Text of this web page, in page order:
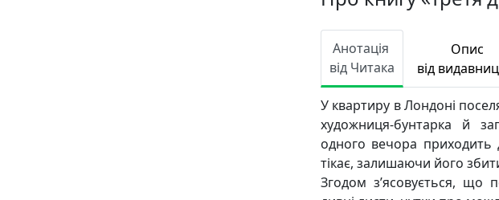
Анотація
від Читака
Опис
від
У квартиру в Лондоні
художниця-бунтарка й
одного вечора
тікає, залишаючи його
Згодом з’ясовується, що